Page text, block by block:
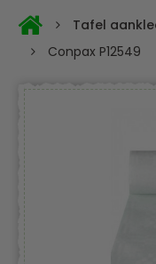
Tafel
Conpax P12549